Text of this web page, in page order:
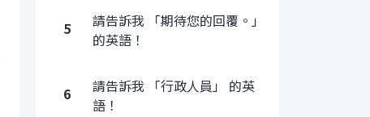
5
請告訴我 「期待您的回覆。」
的英語！
6
請告訴我 「行政人員」 的英
語！